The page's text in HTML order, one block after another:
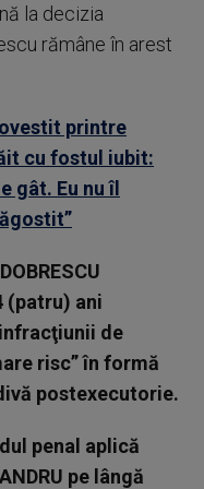
la decizia
rămâne în arest
printre
cu fostul iubit:
gât. Eu nu îl
(patru) ani
de
risc” în formă
postexecutorie.
penal aplică
pe lângă